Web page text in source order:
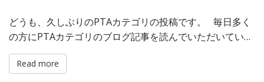
どうも、久しぶりのPTAカテゴリの投稿です。 毎日多く
の方にPTAカテゴリのブログ記事を読んでいただいてい…
Read more